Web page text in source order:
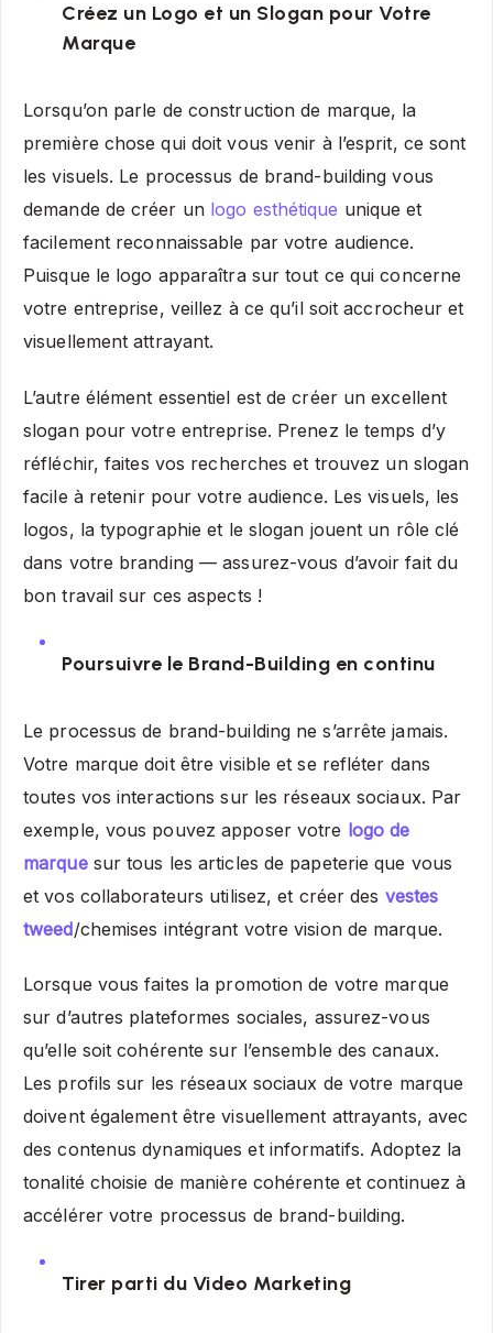
Créez un Logo et un Slogan pour Votre
Marque
Lorsqu’on parle de construction de marque, la
première chose qui doit vous venir à l’esprit, ce sont
les visuels. Le processus de brand-building vous
demande de créer un logo esthétique unique et
facilement reconnaissable par votre audience.
Puisque le logo apparaîtra sur tout ce qui concerne
votre entreprise, veillez à ce qu’il soit accrocheur et
visuellement attrayant.
L’autre élément essentiel est de créer un excellent
slogan pour votre entreprise. Prenez le temps d’y
réfléchir, faites vos recherches et trouvez un slogan
facile à retenir pour votre audience. Les visuels, les
logos, la typographie et le slogan jouent un rôle clé
dans votre branding — assurez-vous d’avoir fait du
bon travail sur ces aspects !
Poursuivre le Brand-Building en continu
Le processus de brand-building ne s’arrête jamais.
Votre marque doit être visible et se refléter dans
toutes vos interactions sur les réseaux sociaux. Par
exemple, vous pouvez apposer votre logo de
marquesur tous les articles de papeterie que vous
et vos collaborateurs utilisez, et créer des vestes
tweed/chemises intégrant votre vision de marque.
Lorsque vous faites la promotion de votre marque
sur d’autres plateformes sociales, assurez-vous
qu’elle soit cohérente sur l’ensemble des canaux.
Les profils sur les réseaux sociaux de votre marque
doivent également être visuellement attrayants, avec
des contenus dynamiques et informatifs. Adoptez la
tonalité choisie de manière cohérente et continuez à
accélérer votre processus de brand-building.
Tirer parti du Video Marketing